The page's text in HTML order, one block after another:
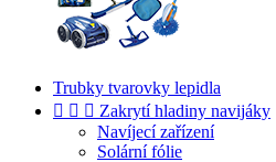
Trubky tvarovky lepidla
   Zakrytí hladiny navijáky
Navíjecí zařízení
Solární fólie